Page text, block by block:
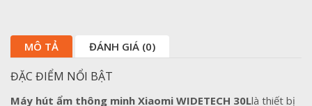
MÔ TẢ ĐÁNH GIÁ (0)
ĐẶC ĐIỂM NỔI BẬT
Máy hút ẩm thông minh Xiaomi WIDETECH 30Llà thiết bị